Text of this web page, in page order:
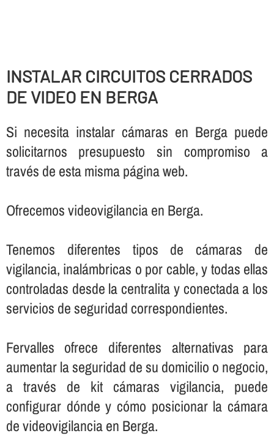
INSTALAR CIRCUITOS CERRADOS
DE VIDEO EN BERGA
Si necesita instalar cámaras en Berga puede
solicitarnos presupuesto sin compromiso a
través de esta misma página web.
Ofrecemos videovigilancia en Berga.
Tenemos diferentes tipos de cámaras de
vigilancia, inalámbricas o por cable, y todas ellas
controladas desde la centralita y conectada a los
servicios de seguridad correspondientes.
Fervalles ofrece diferentes alternativas para
aumentar la seguridad de su domicilio o negocio,
a través de kit cámaras vigilancia, puede
configurar dónde y cómo posicionar la cámara
de videovigilancia en Berga.